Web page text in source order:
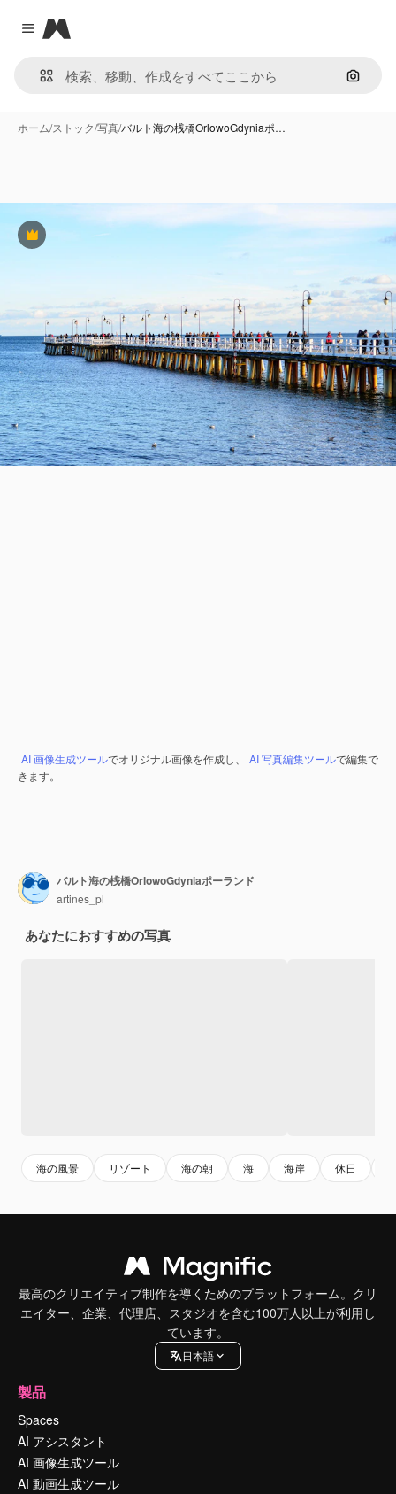
Close menu
Magnific
画像で
ホーム/ストック/写真/バルト海の桟橋OrlowoGdyniaポ…
Premium
AI 画像生成ツールでオリジナル画像を作成し、 AI 写真編集ツールで編集で
きます。
バルト海の桟橋OrlowoGdyniaポーランド
artines_pl
あなたにおすすめの写真
海の風景 リゾート 海の朝 海 海岸 休日
最高のクリエイティブ制作を導くためのプラットフォーム。クリ
エイター、企業、代理店、スタジオを含む100万人以上が利用し
ています。
日本語
製品
Spaces
AI アシスタント
AI 画像生成ツール
AI 動画生成ツール